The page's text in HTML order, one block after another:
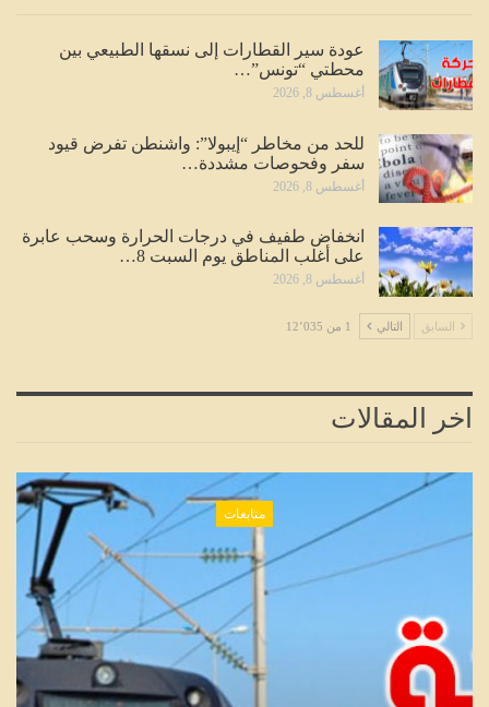
عودة سير القطارات إلى نسقها الطبيعي بين
محطتي “تونس”…
أغسطس 8, 2026
للحد من مخاطر “إيبولا”: واشنطن تفرض قيود
سفر وفحوصات مشددة…
أغسطس 8, 2026
انخفاض طفيف في درجات الحرارة وسحب عابرة
على أغلب المناطق يوم السبت 8…
أغسطس 8, 2026
السابق التالي 1 من 12٬035
اخر المقالات
متابعات